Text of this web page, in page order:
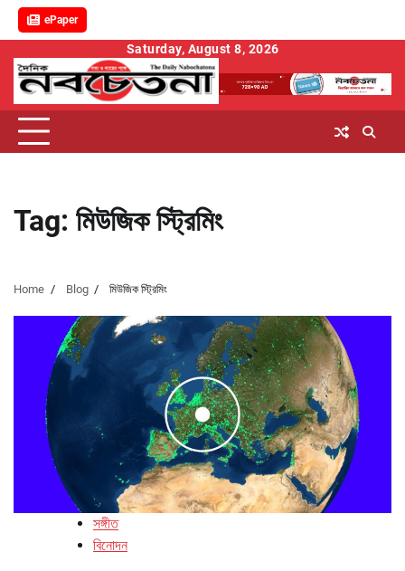
ePaper
content
Saturday, August 8, 2026
Tag: মিউজিক স্ট্রিমিং
Home Blog মিউজিক স্ট্রিমিং
সঙ্গীত
বিনোদন